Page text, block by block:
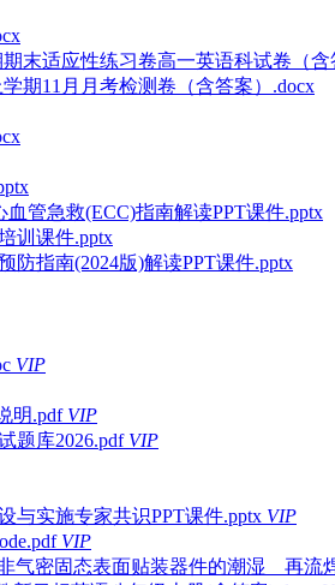
末适应性练习卷高一英语科试卷（含
期11月月考检测卷（含答案）.docx
管急救(ECC)指南解读PPT课件.pptx
训课件.pptx
防指南(2024版)解读PPT课件.pptx
VIP
明.pdf VIP
题库2026.pdf VIP
与实施专家共识PPT课件.pptx VIP
VIP
气密固态表面贴装器件的潮湿 _ 再流